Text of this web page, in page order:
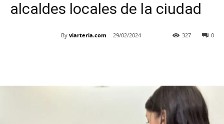
alcaldes locales de la ciudad
By viarteria.com 29/02/2024 0
327